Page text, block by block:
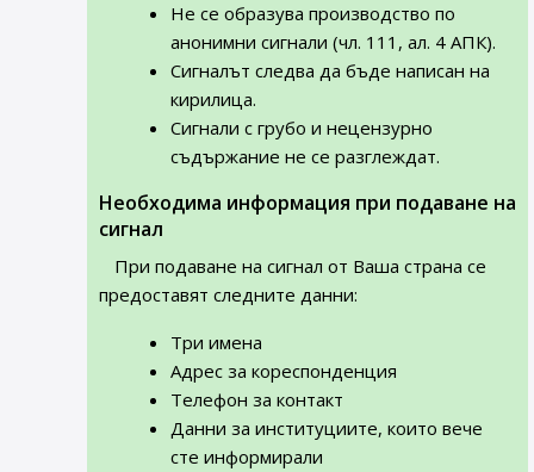
Не се образува производство по
анонимни сигнали (чл. 111, ал. 4 АПК).
Сигналът следва да бъде написан на
кирилица.
Сигнали с грубо и нецензурно
съдържание не се разглеждат.
Необходима информация при подаване на
сигнал
При подаване на сигнал от Ваша страна се
предоставят следните данни:
Три имена
Адрес за кореспонденция
Телефон за контакт
Данни за институциите, които вече
сте информирали